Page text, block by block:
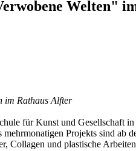
Welten"
im Rathaus Alfter
für Kunst und
Projekts sind ab
und plastische